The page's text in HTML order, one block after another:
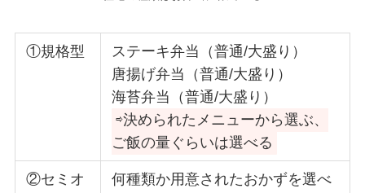
①規格型
ステーキ弁当（普通/大盛り）
唐揚げ弁当（普通/大盛り）
海苔弁当（普通/大盛り）
⇨決められたメニューから選ぶ、
ご飯の量ぐらいは選べる
②セミオ
何種類か用意されたおかずを選べ